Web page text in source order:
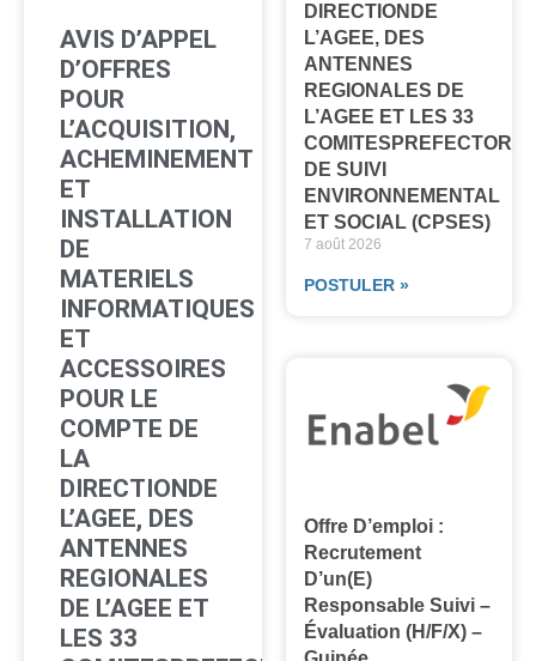
AVIS D’APPEL
D’OFFRES
POUR
L’ACQUISITION,
ACHEMINEMENT
ET
INSTALLATION
DE
MATERIELS
INFORMATIQUES
ET
ACCESSOIRES
POUR LE
COMPTE DE
LA
DIRECTIONDE
L’AGEE, DES
ANTENNES
REGIONALES
DE L’AGEE ET
LES 33
DIRECTIONDE
L’AGEE, DES
ANTENNES
REGIONALES DE
L’AGEE ET LES 33
DE SUIVI
ENVIRONNEMENTAL
ET SOCIAL (CPSES)
7 août 2026
POSTULER »
Offre D’emploi :
Recrutement
D’un(e)
Responsable Suivi –
Évaluation (H/F/X) –